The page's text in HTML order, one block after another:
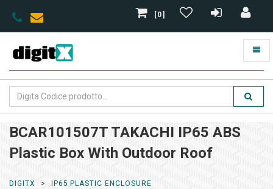
[0]
BCAR101507T TAKACHI IP65 ABS
Plastic Box With Outdoor Roof
DIGITX
IP65 PLASTIC ENCLOSURE